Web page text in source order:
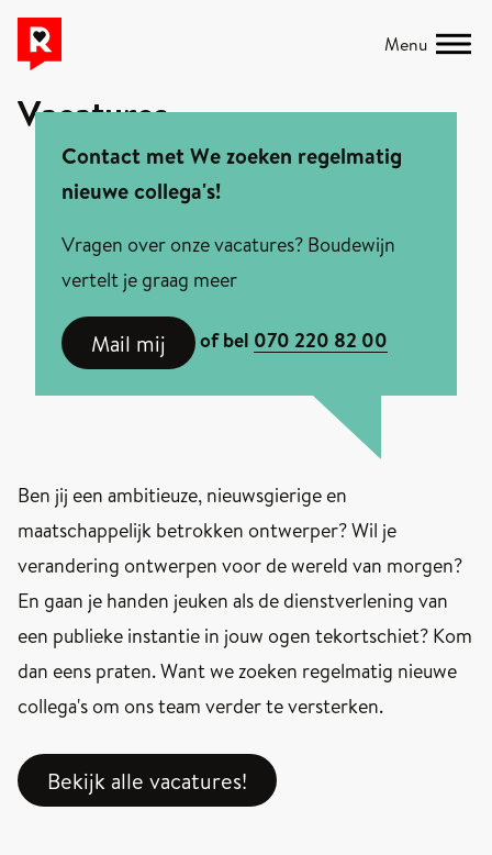
Menu
Vacatures
Contact met We zoeken regelmatig
nieuwe collega's!
Vragen over onze vacatures? Boudewijn
vertelt je graag meer
Mail mij of bel 070 220 82 00
Ben jij een ambitieuze, nieuwsgierige en
maatschappelijk betrokken ontwerper? Wil je
verandering ontwerpen voor de wereld van morgen?
En gaan je handen jeuken als de dienstverlening van
een publieke instantie in jouw ogen tekortschiet? Kom
dan eens praten. Want we zoeken regelmatig nieuwe
collega's om ons team verder te versterken.
Bekijk alle vacatures!